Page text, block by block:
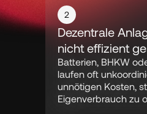
2
Dezentrale
nicht effizient
Batterien, BHKW
laufen oft
unnötigen Kosten,
Eigenverbrauch zu